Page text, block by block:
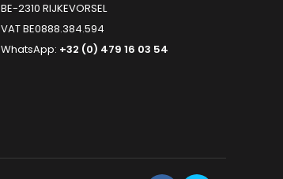
BE-2310 RIJKEVORSEL
VAT BE0888.384.594
WhatsApp: +32 (0) 479 16 03 54